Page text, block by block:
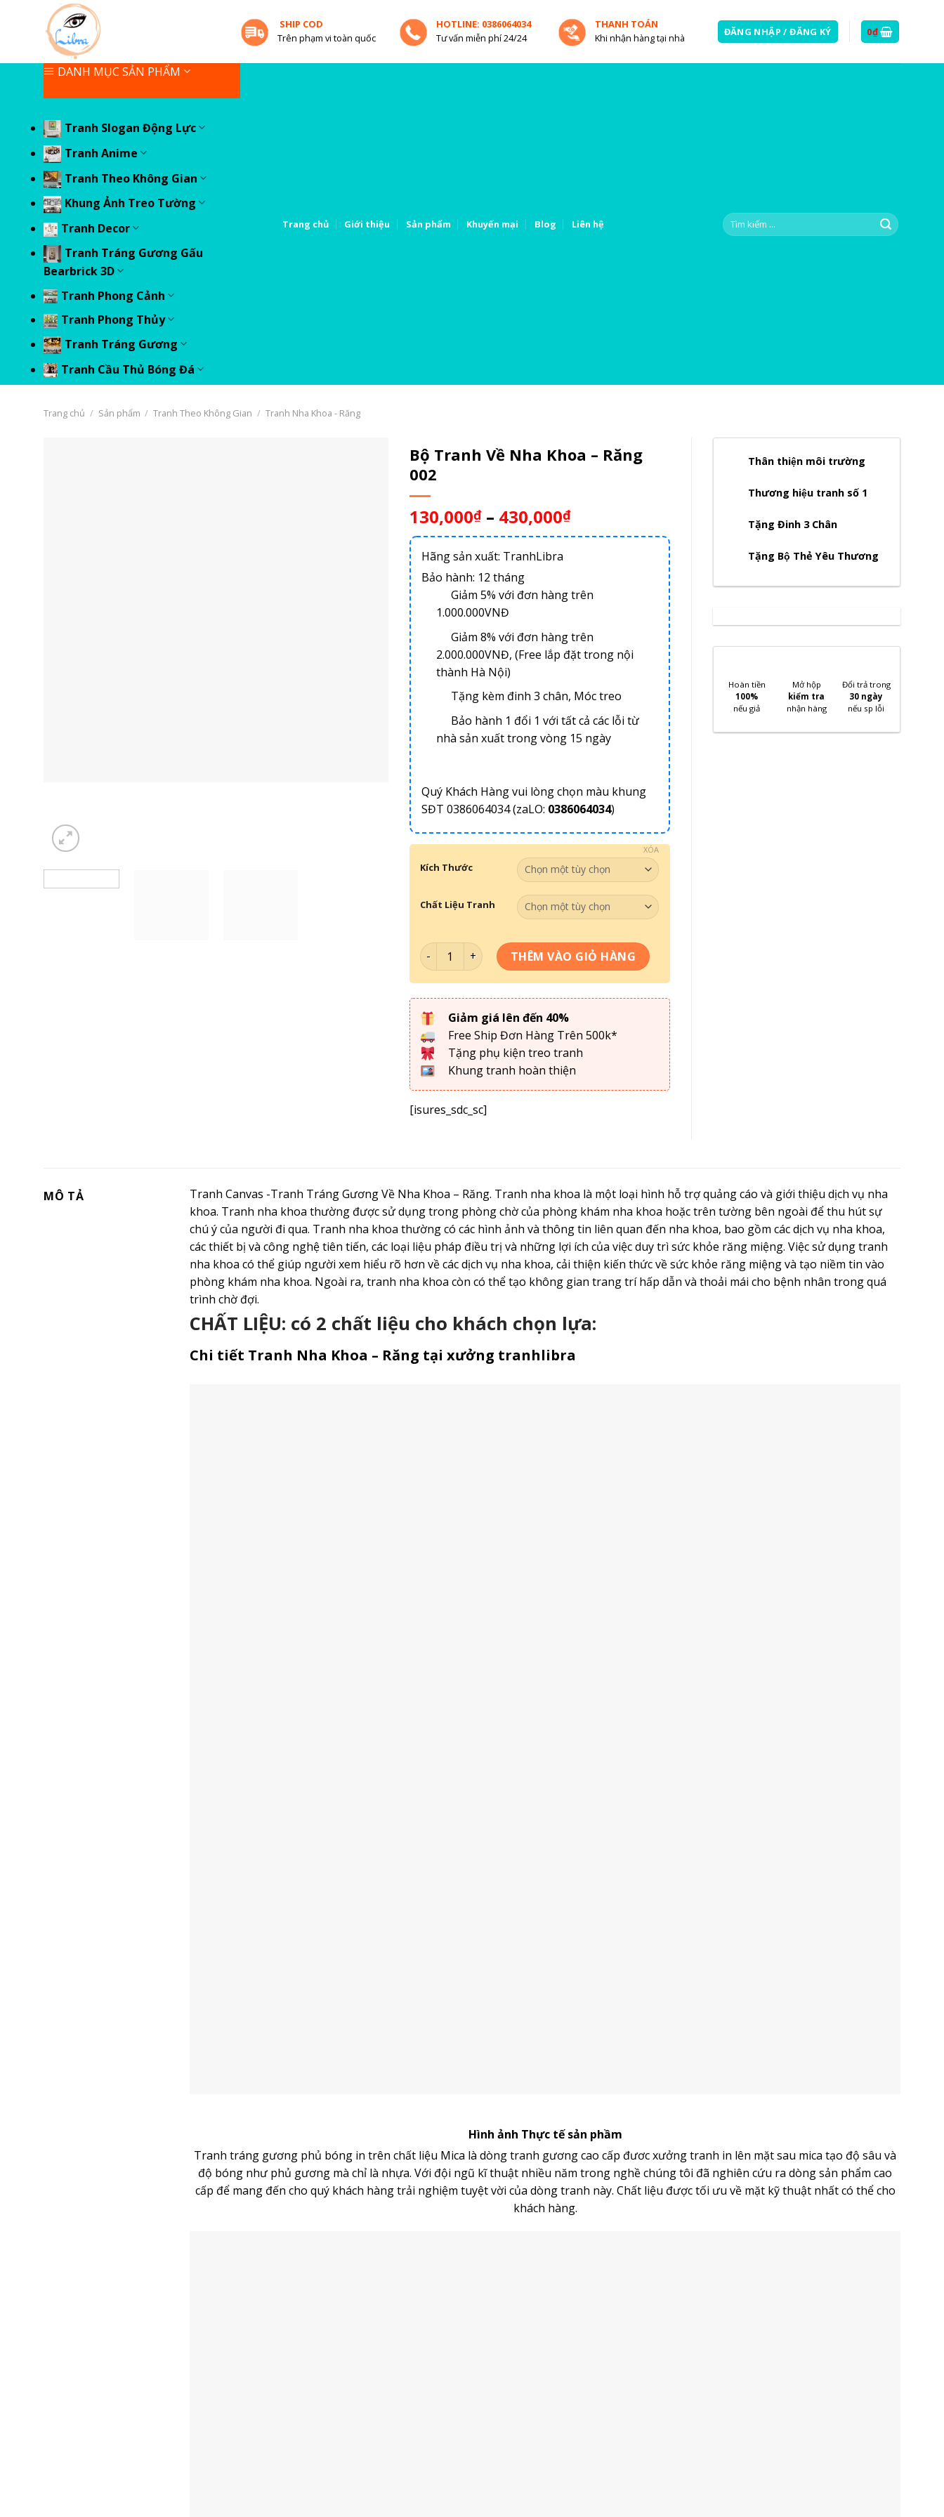
SHIP COD
Trên phạm vi toàn quốc
HOTLINE: 0386064034
Tư vấn miễn phí 24/24
THANH TOÁN
Khi nhận hàng tại nhà
ĐĂNG NHẬP / ĐĂNG KÝ 0₫
DANH MỤC SẢN PHẨM
Tranh Slogan Động Lực
Tranh Anime
Tranh Theo Không Gian
Khung Ảnh Treo Tường
Tranh Decor
Tranh Tráng Gương Gấu
Bearbrick 3D
Tranh Phong Cảnh
Tranh Phong Thủy
Tranh Tráng Gương
Tranh Cầu Thủ Bóng Đá
Trang chủ Giới thiệu Sản phẩm Khuyến mại Blog Liên hệ
Tìm
kiếm:
Trang chủ / Sản phẩm / Tranh Theo Không Gian / Tranh Nha Khoa - Răng
Bộ Tranh Về Nha Khoa – Răng
002
130,000₫– 430,000₫
Hãng sản xuất: TranhLibra
Bảo hành: 12 tháng
Giảm 5% với đơn hàng trên
1.000.000VNĐ
Giảm 8% với đơn hàng trên
2.000.000VNĐ, (Free lắp đặt trong nội
thành Hà Nội)
Tặng kèm đinh 3 chân, Móc treo
Bảo hành 1 đổi 1 với tất cả các lỗi từ
nhà sản xuất trong vòng 15 ngày
Quý Khách Hàng vui lòng chọn màu khung
SĐT 0386064034 (zaLO: 0386064034)
Kích Thước
Chất Liệu Tranh
XÓA
Bộ Tranh Về Nha Khoa - Răng 002 số lượng
THÊM VÀO GIỎ HÀNG
Giảm giá lên đến 40%
Free Ship Đơn Hàng Trên 500k*
Tặng phụ kiện treo tranh
Khung tranh hoàn thiện
[isures_sdc_sc]
Thân thiện môi trường
Thương hiệu tranh số 1
Tặng Đinh 3 Chân
Tặng Bộ Thẻ Yêu Thương
Hoàn tiền
100%
nếu giả
Mở hộp
kiểm tra
nhận hàng
Đổi trả trong
30 ngày
nếu sp lỗi
MÔ TẢ
Tranh Canvas -Tranh Tráng Gương Về Nha Khoa – Răng. Tranh nha khoa là một loại hình hỗ trợ quảng cáo và giới thiệu dịch vụ nha
khoa. Tranh nha khoa thường được sử dụng trong phòng chờ của phòng khám nha khoa hoặc trên tường bên ngoài để thu hút sự
chú ý của người đi qua. Tranh nha khoa thường có các hình ảnh và thông tin liên quan đến nha khoa, bao gồm các dịch vụ nha khoa,
các thiết bị và công nghệ tiên tiến, các loại liệu pháp điều trị và những lợi ích của việc duy trì sức khỏe răng miệng. Việc sử dụng tranh
nha khoa có thể giúp người xem hiểu rõ hơn về các dịch vụ nha khoa, cải thiện kiến thức về sức khỏe răng miệng và tạo niềm tin vào
phòng khám nha khoa. Ngoài ra, tranh nha khoa còn có thể tạo không gian trang trí hấp dẫn và thoải mái cho bệnh nhân trong quá
trình chờ đợi.
CHẤT LIỆU: có 2 chất liệu cho khách chọn lựa:
Chi tiết Tranh Nha Khoa – Răng tại xưởng tranhlibra
Hình ảnh Thực tế sản phầm
Tranh tráng gương phủ bóng in trên chất liệu Mica là dòngtranh gươngcao cấp đươc xưởng tranh in lên mặt sau mica tạo độ sâu và
độ bóng như phủ gương mà chỉ là nhựa. Với đội ngũ kĩ thuật nhiều năm trong nghề chúng tôi đã nghiên cứu ra dòng sản phẩm cao
cấp để mang đến cho quý khách hàng trải nghiệm tuyệt vời của dòng tranh này. Chất liệu được tối ưu về mặt kỹ thuật nhất có thể cho
khách hàng.